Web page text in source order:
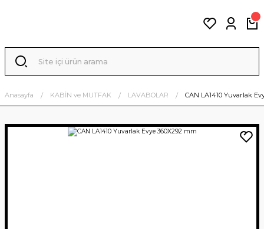
Anasayfa KABİN ve MUTFAK LAVABOLAR CAN LA1410 Yuvarlak